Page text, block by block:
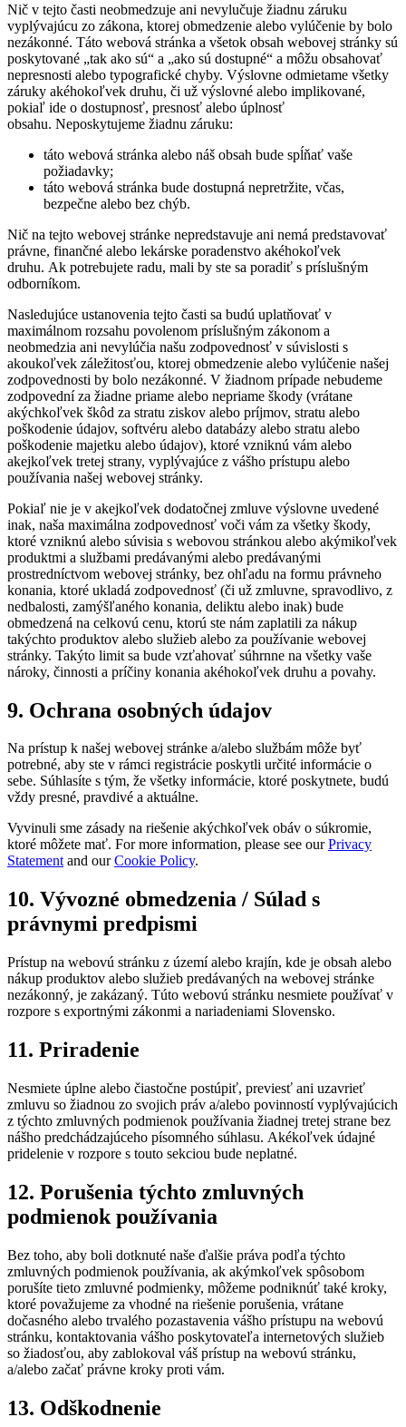
Nič v tejto časti neobmedzuje ani nevylučuje žiadnu záruku
vyplývajúcu zo zákona, ktorej obmedzenie alebo vylúčenie by bolo
nezákonné. Táto webová stránka a všetok obsah webovej stránky sú
poskytované „tak ako sú“ a „ako sú dostupné“ a môžu obsahovať
nepresnosti alebo typografické chyby. Výslovne odmietame všetky
záruky akéhokoľvek druhu, či už výslovné alebo implikované,
pokiaľ ide o dostupnosť, presnosť alebo úplnosť
obsahu. Neposkytujeme žiadnu záruku:
táto webová stránka alebo náš obsah bude spĺňať vaše
požiadavky;
táto webová stránka bude dostupná nepretržite, včas,
bezpečne alebo bez chýb.
Nič na tejto webovej stránke nepredstavuje ani nemá predstavovať
právne, finančné alebo lekárske poradenstvo akéhokoľvek
druhu. Ak potrebujete radu, mali by ste sa poradiť s príslušným
odborníkom.
Nasledujúce ustanovenia tejto časti sa budú uplatňovať v
maximálnom rozsahu povolenom príslušným zákonom a
neobmedzia ani nevylúčia našu zodpovednosť v súvislosti s
akoukoľvek záležitosťou, ktorej obmedzenie alebo vylúčenie našej
zodpovednosti by bolo nezákonné. V žiadnom prípade nebudeme
zodpovední za žiadne priame alebo nepriame škody (vrátane
akýchkoľvek škôd za stratu ziskov alebo príjmov, stratu alebo
poškodenie údajov, softvéru alebo databázy alebo stratu alebo
poškodenie majetku alebo údajov), ktoré vzniknú vám alebo
akejkoľvek tretej strany, vyplývajúce z vášho prístupu alebo
používania našej webovej stránky.
Pokiaľ nie je v akejkoľvek dodatočnej zmluve výslovne uvedené
inak, naša maximálna zodpovednosť voči vám za všetky škody,
ktoré vzniknú alebo súvisia s webovou stránkou alebo akýmikoľvek
produktmi a službami predávanými alebo predávanými
prostredníctvom webovej stránky, bez ohľadu na formu právneho
konania, ktoré ukladá zodpovednosť (či už zmluvne, spravodlivo, z
nedbalosti, zamýšľaného konania, deliktu alebo inak) bude
obmedzená na celkovú cenu, ktorú ste nám zaplatili za nákup
takýchto produktov alebo služieb alebo za používanie webovej
stránky. Takýto limit sa bude vzťahovať súhrnne na všetky vaše
nároky, činnosti a príčiny konania akéhokoľvek druhu a povahy.
9. Ochrana osobných údajov
Na prístup k našej webovej stránke a/alebo službám môže byť
potrebné, aby ste v rámci registrácie poskytli určité informácie o
sebe. Súhlasíte s tým, že všetky informácie, ktoré poskytnete, budú
vždy presné, pravdivé a aktuálne.
Vyvinuli sme zásady na riešenie akýchkoľvek obáv o súkromie,
ktoré môžete mať. For more information, please see ourPrivacy
Statementand ourCookie Policy.
10. Vývozné obmedzenia / Súlad s
právnymi predpismi
Prístup na webovú stránku z území alebo krajín, kde je obsah alebo
nákup produktov alebo služieb predávaných na webovej stránke
nezákonný, je zakázaný. Túto webovú stránku nesmiete používať v
rozpore s exportnými zákonmi a nariadeniami Slovensko.
11. Priradenie
Nesmiete úplne alebo čiastočne postúpiť, previesť ani uzavrieť
zmluvu so žiadnou zo svojich práv a/alebo povinností vyplývajúcich
z týchto zmluvných podmienok používania žiadnej tretej strane bez
nášho predchádzajúceho písomného súhlasu. Akékoľvek údajné
pridelenie v rozpore s touto sekciou bude neplatné.
12. Porušenia týchto zmluvných
podmienok používania
Bez toho, aby boli dotknuté naše ďalšie práva podľa týchto
zmluvných podmienok používania, ak akýmkoľvek spôsobom
porušíte tieto zmluvné podmienky, môžeme podniknúť také kroky,
ktoré považujeme za vhodné na riešenie porušenia, vrátane
dočasného alebo trvalého pozastavenia vášho prístupu na webovú
stránku, kontaktovania vášho poskytovateľa internetových služieb
so žiadosťou, aby zablokoval váš prístup na webovú stránku,
a/alebo začať právne kroky proti vám.
13. Odškodnenie